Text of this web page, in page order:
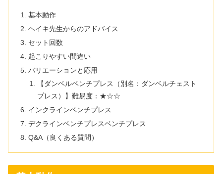
基本動作
ヘイキ先生からのアドバイス
セット回数
起こりやすい間違い
バリエーションと応用
【ダンベルベンチプレス（別名：ダンベルチェスト
プレス）】難易度：★☆☆
インクラインベンチプレス
デクラインベンチプレスベンチプレス
Q&A（良くある質問）